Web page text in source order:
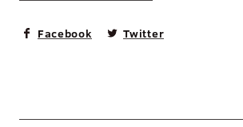
Facebook Twitter